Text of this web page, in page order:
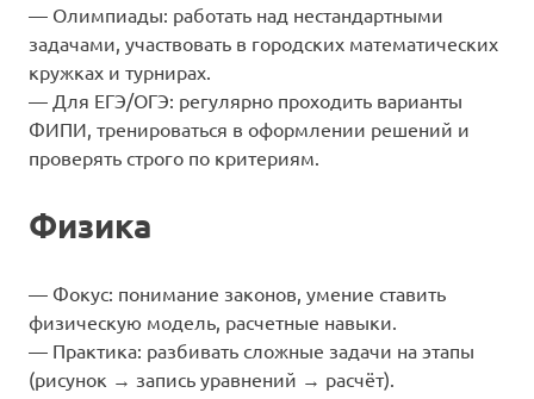
— Олимпиады: работать над нестандартными
задачами, участвовать в городских математических
кружках и турнирах.
— Для ЕГЭ/ОГЭ: регулярно проходить варианты
ФИПИ, тренироваться в оформлении решений и
проверять строго по критериям.
Физика
— Фокус: понимание законов, умение ставить
физическую модель, расчетные навыки.
— Практика: разбивать сложные задачи на этапы
(рисунок → запись уравнений → расчёт).